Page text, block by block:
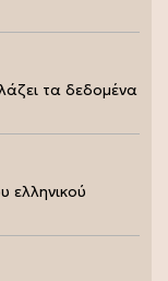
τα δεδομένα
ελληνικού